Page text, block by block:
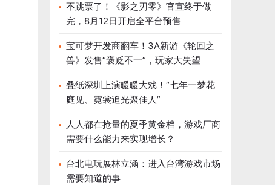
不跳票了！《影之刃零》官宣终于做
完，8月12日开启全平台预售
宝可梦开发商翻车！3A新游《轮回之
兽》发售“褒贬不一”，玩家大失望
叠纸深圳上演暖暖大戏！“七年一梦花
庭见、霓裳追光聚佳人”
人人都在抢量的夏季黄金档，游戏厂商
需要什么能力来实现增长？
台北电玩展林立涵：进入台湾游戏市场
需要知道的事